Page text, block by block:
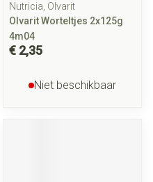
Nutricia, Olvarit
Olvarit Worteltjes 2x125g
4m04
€ 2,35
Niet beschikbaar